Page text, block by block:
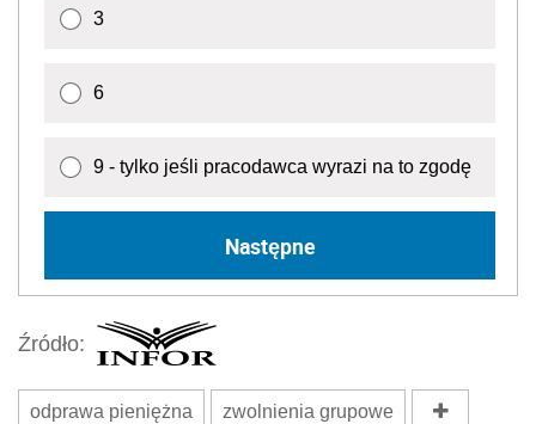
3
6
9 - tylko jeśli pracodawca wyrazi na to zgodę
Następne
Źródło:
odprawa pieniężna zwolnienia grupowe